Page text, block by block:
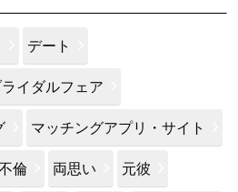
デート
イダルフェア
マッチングアプリ・サイト
倫 両思い 元彼